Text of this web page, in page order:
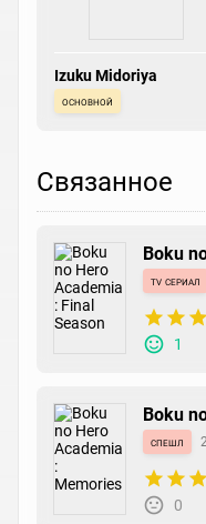
Izuku Midoriya
основной
Связанное
Boku
Season
tv сериал
1
Boku
спешл
0